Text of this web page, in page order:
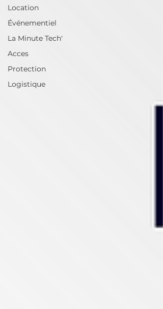
Location
Événementiel
La Minute Tech'
Acces
Protection
Logistique